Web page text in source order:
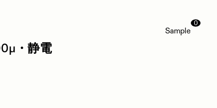
Sample
0
・静電